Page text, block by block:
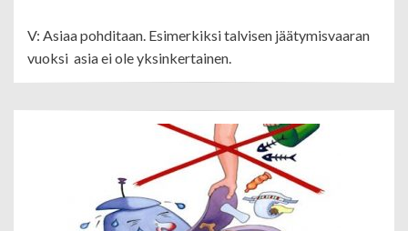
V: Asiaa pohditaan. Esimerkiksi talvisen jäätymisvaaran
vuoksi asia ei ole yksinkertainen.